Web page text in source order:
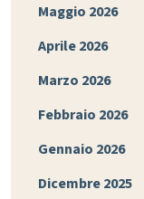
Maggio 2026
Aprile 2026
Marzo 2026
Febbraio 2026
Gennaio 2026
Dicembre 2025